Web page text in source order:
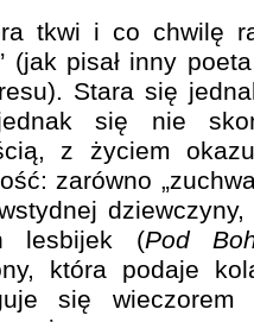
tkwi i co chwilę
(jak pisał inny
Stara się
się nie
z życiem
zarówno
lesbijek (Pod
która podaje
się wieczorem